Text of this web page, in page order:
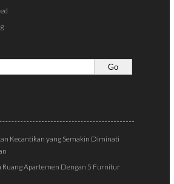
Kecantikan yang Semakin Diminati
Ruang Apartemen Dengan 5 Furnitur